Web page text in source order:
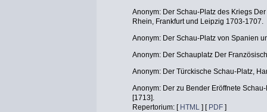
Anonym: Der Schau-Platz des Kriegs
Rhein, Frankfurt und Leipzig 1703-1707.
Anonym: Der Schau-Platz von Spanien
Anonym: Der Schauplatz Der
Anonym: Der Türckische Schau-Platz,
Anonym: Der zu Bender Eröffnete
[1713].
Repertorium: [HTML ] [PDF ]